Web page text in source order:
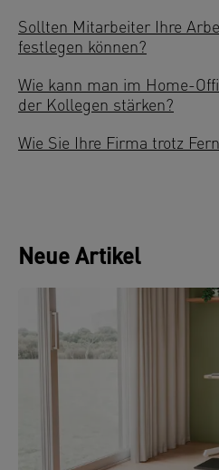
Sollten Mitarbeiter Ihre
festlegen können?
Wie kann man im Home-
der Kollegen stärken?
Wie Sie Ihre Firma trotz
Neue Artikel